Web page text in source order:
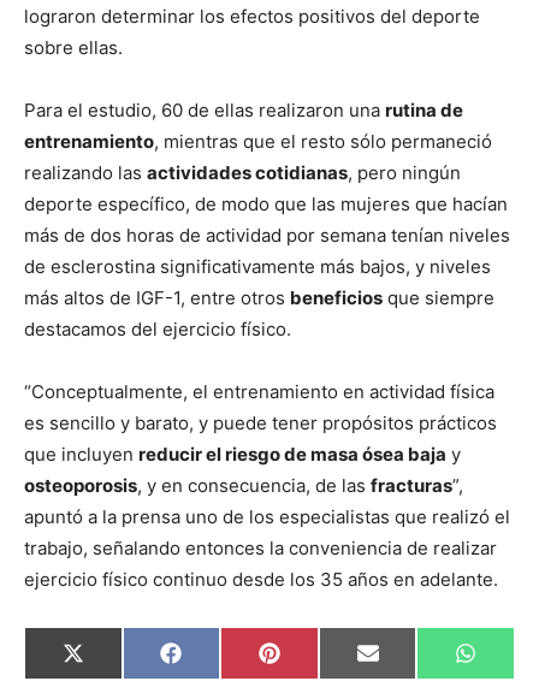
lograron determinar los efectos positivos del deporte
sobre ellas.
Para el estudio, 60 de ellas realizaron una rutina de
entrenamiento, mientras que el resto sólo permaneció
realizando las actividades cotidianas, pero ningún
deporte específico, de modo que las mujeres que hacían
más de dos horas de actividad por semana tenían niveles
de esclerostina significativamente más bajos, y niveles
más altos de IGF-1, entre otros beneficios que siempre
destacamos del ejercicio físico.
“Conceptualmente, el entrenamiento en actividad física
es sencillo y barato, y puede tener propósitos prácticos
que incluyen reducir el riesgo de masa ósea baja y
osteoporosis, y en consecuencia, de las fracturas”,
apuntó a la prensa uno de los especialistas que realizó el
trabajo, señalando entonces la conveniencia de realizar
ejercicio físico continuo desde los 35 años en adelante.
Compartir
en
X
(Twitter)
Compartir
en
Facebook Compartir
en
Pinterest Compartir
en
Email
en